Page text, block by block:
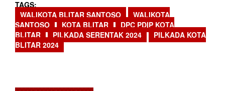
TAGS
WALIKOTA BLITAR SANTOSO
WALIKOTA
SANTOSO
KOTA BLITAR
DPC PDIP KOTA
BLITAR
PILKADA SERENTAK 2024
PILKADA KOTA
BLITAR 2024